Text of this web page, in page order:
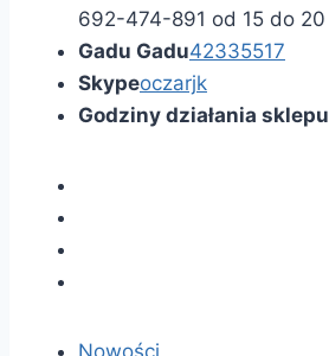
692-474-891 od 15 do 20
Gadu Gadu42335517
Skypeoczarjk
Godziny działania sklepu
Nowości